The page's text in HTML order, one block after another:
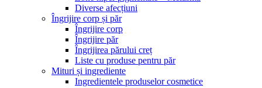
Diverse afecțiuni
Îngrijire corp și păr
Îngrijire corp
Îngrijire păr
Îngrijirea părului creț
Liste cu produse pentru păr
Mituri și ingrediente
Ingredientele produselor cosmetice